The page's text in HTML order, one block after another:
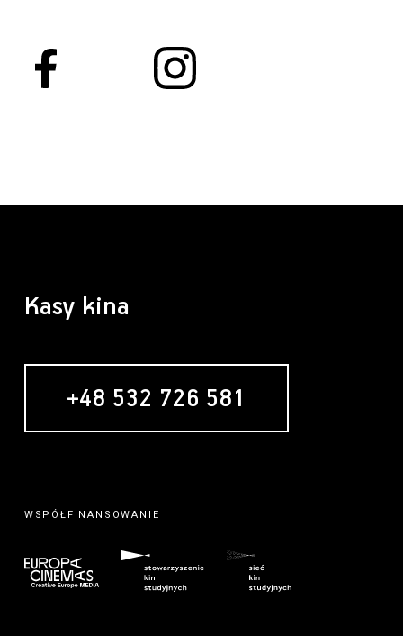
Kasy kina
+48 532 726 581
WSPÓŁFINANSOWANIE